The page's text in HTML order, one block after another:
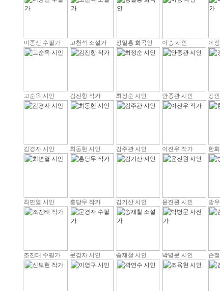
이종신 수필가 고천석 소설가 장일홍 희곡인 이승 시인 이
고순옥 시인 김진항 작가 최정순 시인 안종관 시인 강
김경자 시인 최동현 시인 김주관 시인 이진우 작가 한
최면열 시인 홍당무 작가 김기산 시인 윤진원 시인 방
조진태 수필가 문경자 시인 송재철 시인 박병문 시인 손